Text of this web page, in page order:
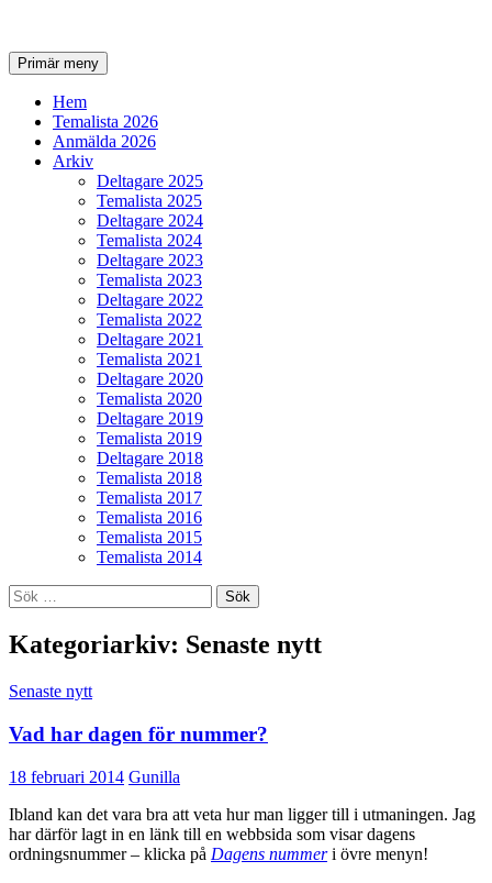
SökPrimär meny Gå
till
Hem
Temalista 2026
Anmälda 2026
Arkiv
Deltagare 2025
Temalista 2025
Deltagare 2024
Temalista 2024
Deltagare 2023
Temalista 2023
Deltagare 2022
Temalista 2022
Deltagare 2021
Temalista 2021
Deltagare 2020
Temalista 2020
Deltagare 2019
Temalista 2019
Deltagare 2018
Temalista 2018
Temalista 2017
Temalista 2016
Temalista 2015
Temalista 2014
Sök
efter:
Kategoriarkiv: Senaste nytt
Senaste nytt
Vad har dagen för nummer?
18 februari 2014 Gunilla
Ibland kan det vara bra att veta hur man ligger till i utmaningen. Jag
har därför lagt in en länk till en webbsida som visar dagens
ordningsnummer – klicka på Dagens nummer i övre menyn!